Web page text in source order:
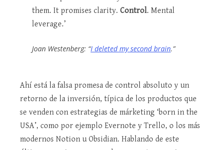
them. It promises clarity. Control. Mental
leverage.’
Joan Westenberg: “I deleted my second brain.”
Ahí está la falsa promesa de control absoluto y un
retorno de la inversión, típica de los productos que
se venden con estrategias de márketing ‘born in the
USA’, como por ejemplo Evernote y Trello, o los más
modernos Notion u Obsidian. Hablando de este